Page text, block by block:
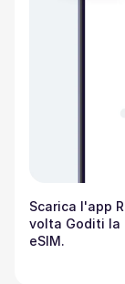
Scarica l'app
volta Goditi la
eSIM.